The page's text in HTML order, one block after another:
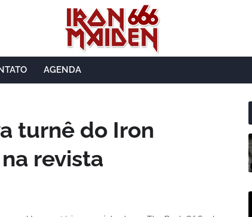
AGENDA
turnê do Iron
revista